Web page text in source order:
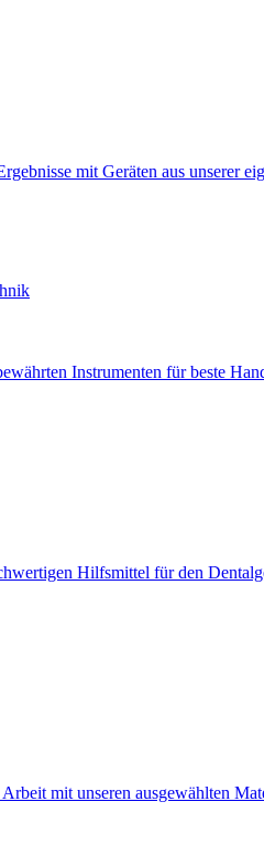
mit Geräten aus unserer
Instrumenten für beste
Hilfsmittel für den
mit unseren ausgewählten